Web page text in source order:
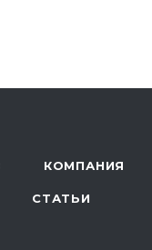
КОМПАНИЯ
СТАТЬИ